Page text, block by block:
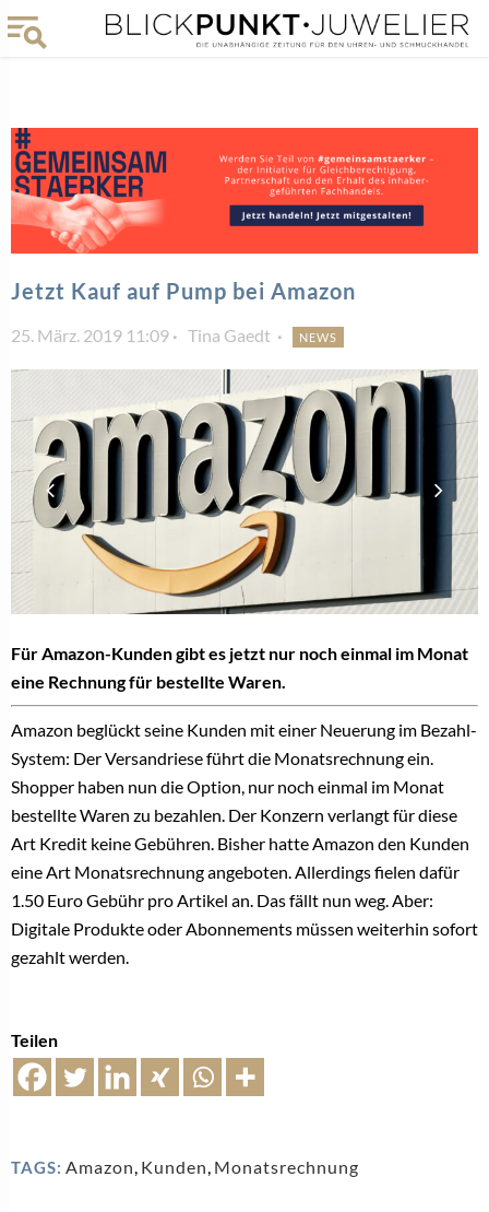
Jetzt Kauf auf Pump bei Amazon
25. März. 2019 11:09 Tina Gaedt NEWS
Für Amazon-Kunden gibt es jetzt nur noch einmal im Monat
eine Rechnung für bestellte Waren.
Amazon beglückt seine Kunden mit einer Neuerung im Bezahl-
System: Der Versandriese führt die Monatsrechnung ein.
Shopper haben nun die Option, nur noch einmal im Monat
bestellte Waren zu bezahlen. Der Konzern verlangt für diese
Art Kredit keine Gebühren. Bisher hatte Amazon den Kunden
eine Art Monatsrechnung angeboten. Allerdings fielen dafür
1.50 Euro Gebühr pro Artikel an. Das fällt nun weg. Aber:
Digitale Produkte oder Abonnements müssen weiterhin sofort
gezahlt werden.
Teilen
TAGS: Amazon, Kunden, Monatsrechnung